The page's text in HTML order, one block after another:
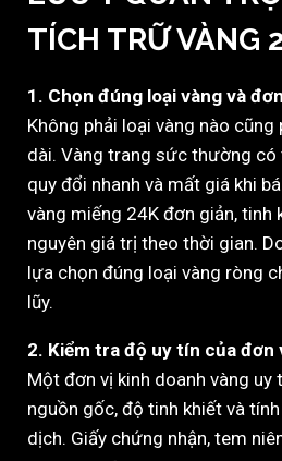
TÍCH TRỮ VÀNG
1. Chọn đúng loại vàng và
Không phải loại vàng nào cũng
dài. Vàng trang sức thường có
quy đổi nhanh và mất giá khi
vàng miếng 24K đơn giản,
nguyên giá trị theo thời gian.
lựa chọn đúng loại vàng ròng
lũy.
2. Kiểm tra độ uy tín của đơn
Một đơn vị kinh doanh vàng uy
nguồn gốc, độ tinh khiết và
dịch. Giấy chứng nhận, tem